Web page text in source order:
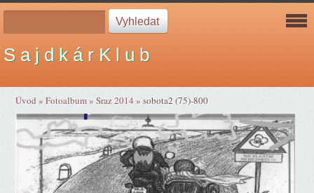
S a j d k á r K l u b
Úvod »Fotoalbum»Sraz 2014»sobota2 (75)-800